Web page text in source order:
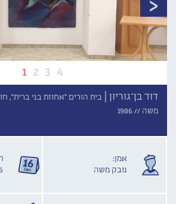
1 2 3 4
דוד בן־גוריון | בית הורים "אחוזת בני ברית", חורב 20,
משה //1986
אמן:
נובק משה